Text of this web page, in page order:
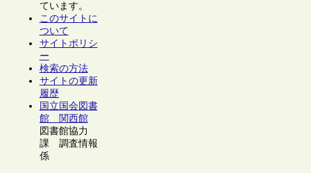
ています。
このサイトに
ついて
サイトポリシ
ー
検索の方法
サイトの更新
履歴
国立国会図書
館 関西館
図書館協力
課 調査情報
係